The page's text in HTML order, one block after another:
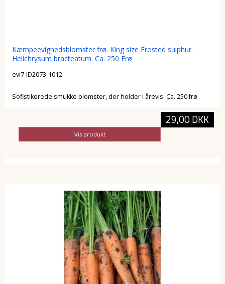
Kæmpeevighedsblomster frø. King size Frosted sulphur.
Helichrysum bracteatum. Ca. 250 Frø
evi7-ID2073-1012
Sofistikerede smukke blomster, der holder i årevis. Ca. 250 frø
29,00 DKK
Vis produkt